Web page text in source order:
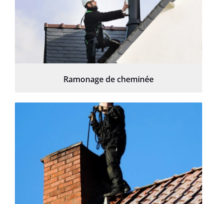
Ramonage de cheminée